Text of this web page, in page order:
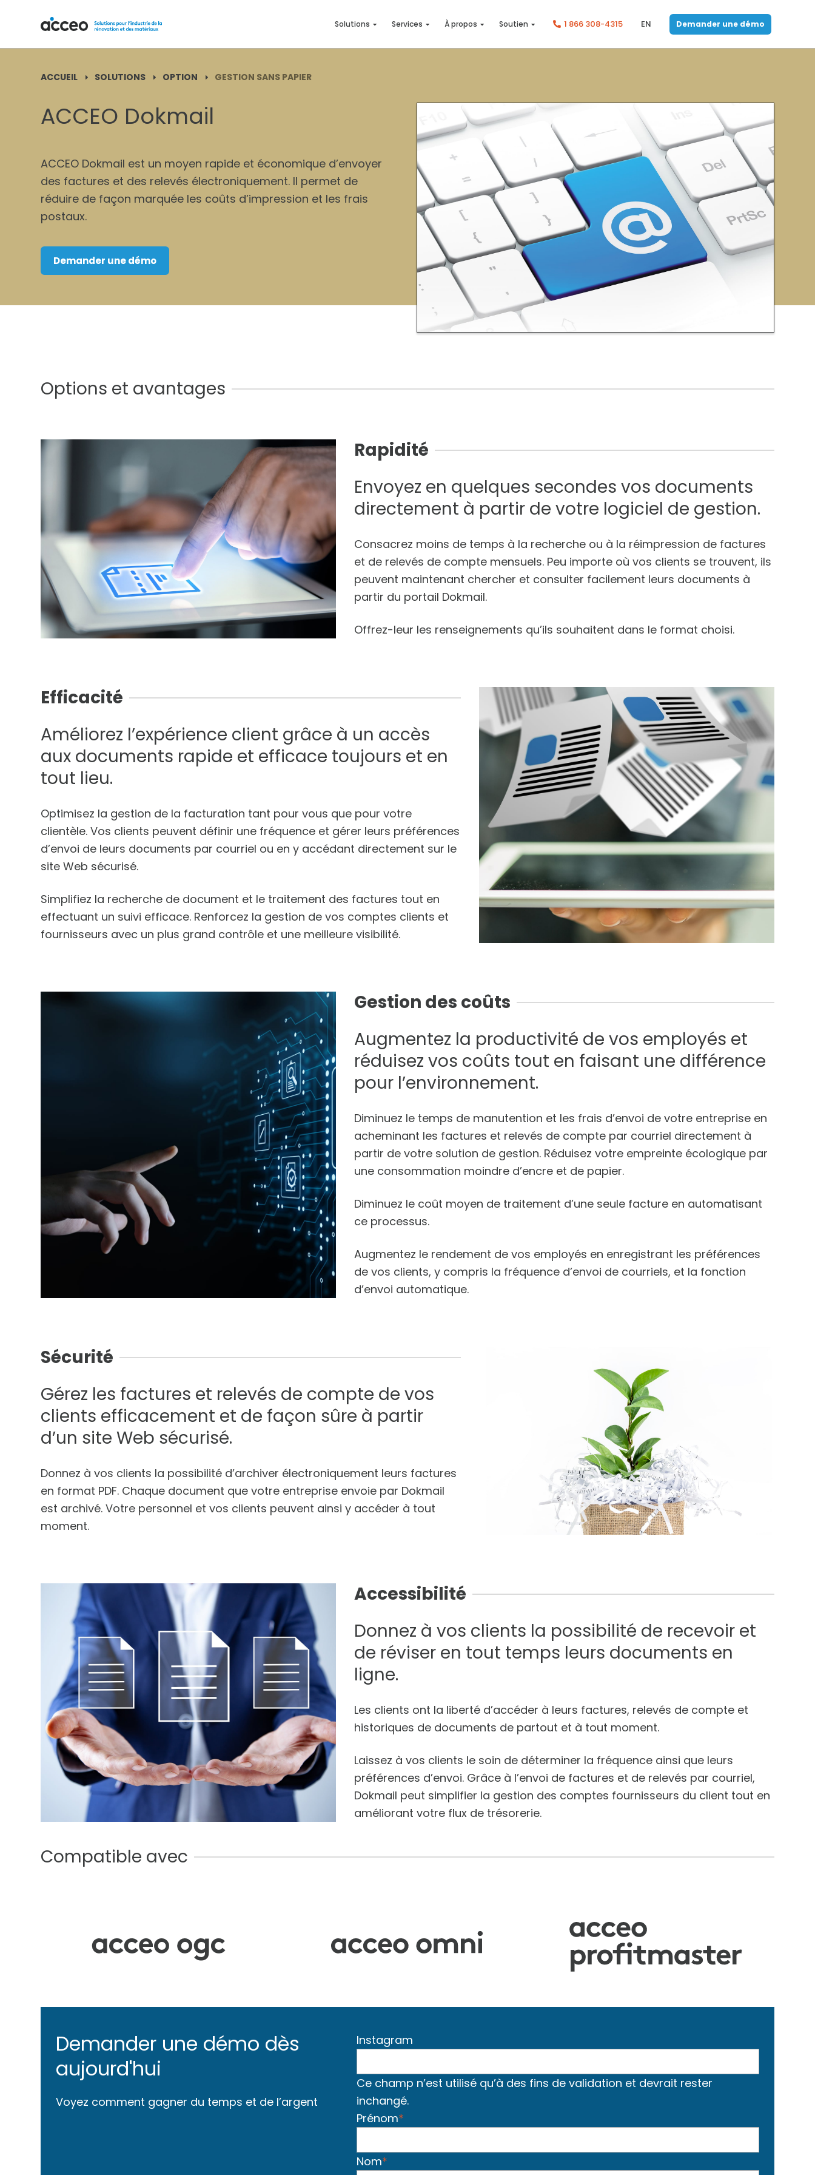
Solutions Services À propos Soutien 1 866 308-4315 EN Demander une démo
ACCUEIL SOLUTIONS OPTION GESTION SANS PAPIER
ACCEO Dokmail
ACCEO Dokmail est un moyen rapide et économique d’envoyer
des factures et des relevés électroniquement. Il permet de
réduire de façon marquée les coûts d’impression et les frais
postaux.
Demander une démo
Options et avantages
Rapidité
Envoyez en quelques secondes vos documents
directement à partir de votre logiciel de gestion.
Consacrez moins de temps à la recherche ou à la réimpression de factures
et de relevés de compte mensuels. Peu importe où vos clients se trouvent, ils
peuvent maintenant chercher et consulter facilement leurs documents à
partir du portail Dokmail.
Offrez-leur les renseignements qu’ils souhaitent dans le format choisi.
Efficacité
Améliorez l’expérience client grâce à un accès
aux documents rapide et efficace toujours et en
tout lieu.
Optimisez la gestion de la facturation tant pour vous que pour votre
clientèle. Vos clients peuvent définir une fréquence et gérer leurs préférences
d’envoi de leurs documents par courriel ou en y accédant directement sur le
site Web sécurisé.
Simplifiez la recherche de document et le traitement des factures tout en
effectuant un suivi efficace. Renforcez la gestion de vos comptes clients et
fournisseurs avec un plus grand contrôle et une meilleure visibilité.
Gestion des coûts
Augmentez la productivité de vos employés et
réduisez vos coûts tout en faisant une différence
pour l’environnement.
Diminuez le temps de manutention et les frais d’envoi de votre entreprise en
acheminant les factures et relevés de compte par courriel directement à
partir de votre solution de gestion. Réduisez votre empreinte écologique par
une consommation moindre d’encre et de papier.
Diminuez le coût moyen de traitement d’une seule facture en automatisant
ce processus.
Augmentez le rendement de vos employés en enregistrant les préférences
de vos clients, y compris la fréquence d’envoi de courriels, et la fonction
d’envoi automatique.
Sécurité
Gérez les factures et relevés de compte de vos
clients efficacement et de façon sûre à partir
d’un site Web sécurisé.
Donnez à vos clients la possibilité d’archiver électroniquement leurs factures
en format PDF. Chaque document que votre entreprise envoie par Dokmail
est archivé. Votre personnel et vos clients peuvent ainsi y accéder à tout
moment.
Accessibilité
Donnez à vos clients la possibilité de recevoir et
de réviser en tout temps leurs documents en
ligne.
Les clients ont la liberté d’accéder à leurs factures, relevés de compte et
historiques de documents de partout et à tout moment.
Laissez à vos clients le soin de déterminer la fréquence ainsi que leurs
préférences d’envoi. Grâce à l’envoi de factures et de relevés par courriel,
Dokmail peut simplifier la gestion des comptes fournisseurs du client tout en
améliorant votre flux de trésorerie.
Compatible avec
Demander une démo dès
aujourd'hui
Voyez comment gagner du temps et de l’argent
Instagram
Ce champ n’est utilisé qu’à des fins de validation et devrait rester
inchangé.
Prénom*
Nom*